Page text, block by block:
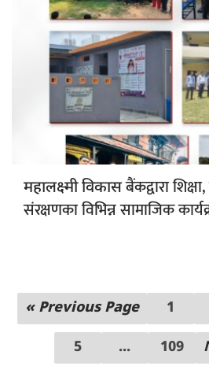
महालक्ष्मी विकासबैंकद्वारा
संरक्षणका विभिन्न सामाजिक
« Previous Page 1
5 ... 109